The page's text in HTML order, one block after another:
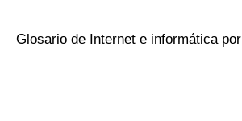
Glosario de Internet e informática por